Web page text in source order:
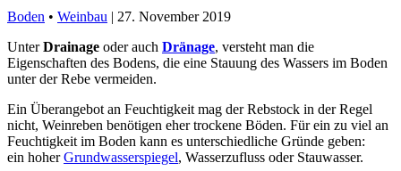
Boden • Weinbau | 27. November 2019
UnterDrainage oder auch Dränage, versteht man die
Eigenschaften des Bodens, die eine Stauung des Wassers im Boden
unter der Rebe vermeiden.
Ein Überangebot an Feuchtigkeit mag der Rebstock in der Regel
nicht, Weinreben benötigen eher trockene Böden. Für ein zu viel an
Feuchtigkeit im Boden kann es unterschiedliche Gründe geben:
ein hoherGrundwasserspiegel, Wasserzufluss oder Stauwasser.